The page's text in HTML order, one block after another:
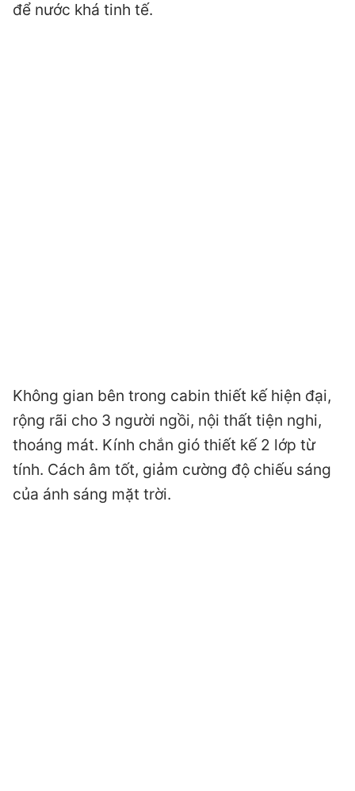
để nước khá tinh tế.
Không gian bên trong cabin thiết kế hiện đại,
rộng rãi cho 3 người ngồi, nội thất tiện nghi,
thoáng mát. Kính chắn gió thiết kế 2 lớp từ
tính. Cách âm tốt, giảm cường độ chiếu sáng
của ánh sáng mặt trời.